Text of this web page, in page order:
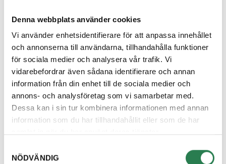
Denna webbplats använder cookies
Vi använder enhetsidentifierare för att anpassa innehållet
och annonserna till användarna, tillhandahålla funktioner
för sociala medier och analysera vår trafik. Vi
vidarebefordrar även sådana identifierare och annan
information från din enhet till de sociala medier och
annons- och analysföretag som vi samarbetar med.
Dessa kan i sin tur kombinera informationen med annan
information som du har tillhandahållit eller som de har
NÖDVÄNDIG
Övrigt, Restavfall - Gröna kärlet
Diskmaskin
Återbruket, Vitvaror
Diskmedelsflaska
Återvinningsstation, Plastförpackningar. Eller
Övrigt, Restavfall - Gröna kärlet